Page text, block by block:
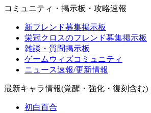
コミュニティ・掲示板・攻略速報
新フレンド募集掲示板
栄冠クロスのフレンド募集掲示板
雑談・質問掲示板
ゲームウィズコミュニティ
ニュース速報/更新情報
最新キャラ情報(覚醒・強化・復刻含む)
初白百合